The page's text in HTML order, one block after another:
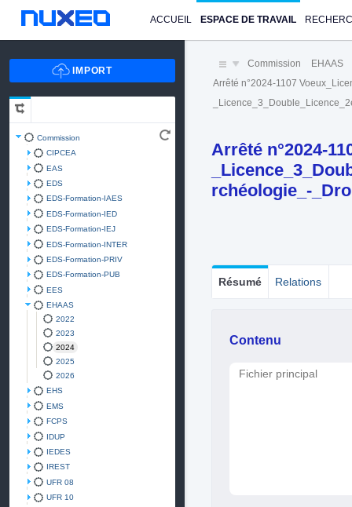
ACCUEIL ESPACE DE TRAVAIL
Commission
CIPCEA
EAS
EDS
EDS-Formation-IAES
EDS-Formation-IED
EDS-Formation-IEJ
EDS-Formation-INTER
EDS-Formation-PRIV
EDS-Formation-PUB
EES
EHAAS
2022
2023
2024
2025
2026
EHS
EMS
FCPS
IDUP
IEDES
IREST
UFR 08
UFR 10
Commission EHAAS
Arrêté n°2024-1107
Arrêté n°2024-
rchéologie_-
Résumé Relations
Contenu
Fichier principal